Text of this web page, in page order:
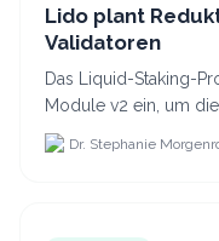
Lido plant
Validatoren
Das Liquid-Staking-
Module v2 ein, um
von 880.000 auf etwa
Dr. Stephanie